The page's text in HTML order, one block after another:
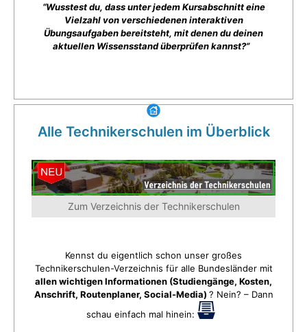
“Wusstest du, dass unter jedem Kursabschnitt eine
Vielzahl von verschiedenen interaktiven
Übungsaufgaben bereitsteht, mit denen du deinen
aktuellen Wissensstand überprüfen kannst?”
Alle Technikerschulen im Überblick
Zum Verzeichnis der Technikerschulen
Kennst du eigentlich schon unser großes
Technikerschulen-Verzeichnis für alle Bundesländer mit
allen wichtigen Informationen (Studiengänge, Kosten,
Anschrift, Routenplaner, Social-Media) ? Nein? – Dann
schau einfach mal hinein: